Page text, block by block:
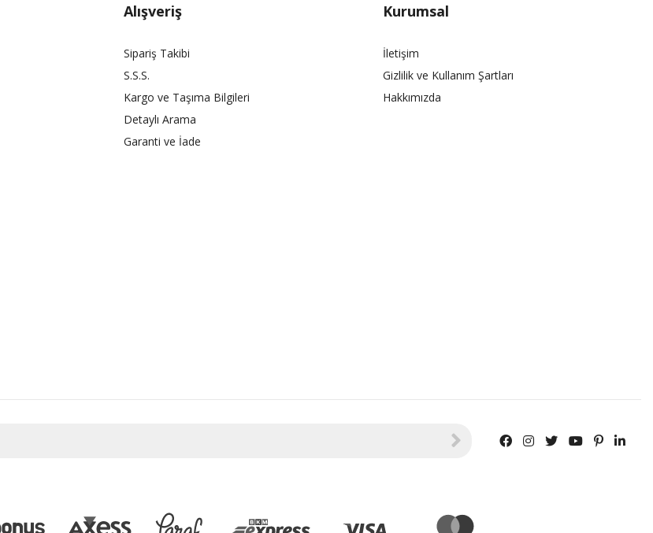
Alışveriş
Sipariş Takibi
S.S.S.
Kargo ve Taşıma Bilgileri
Detaylı Arama
Garanti ve İade
Kurumsal
İletişim
Gizlilik ve Kullanım Şartları
Hakkımızda